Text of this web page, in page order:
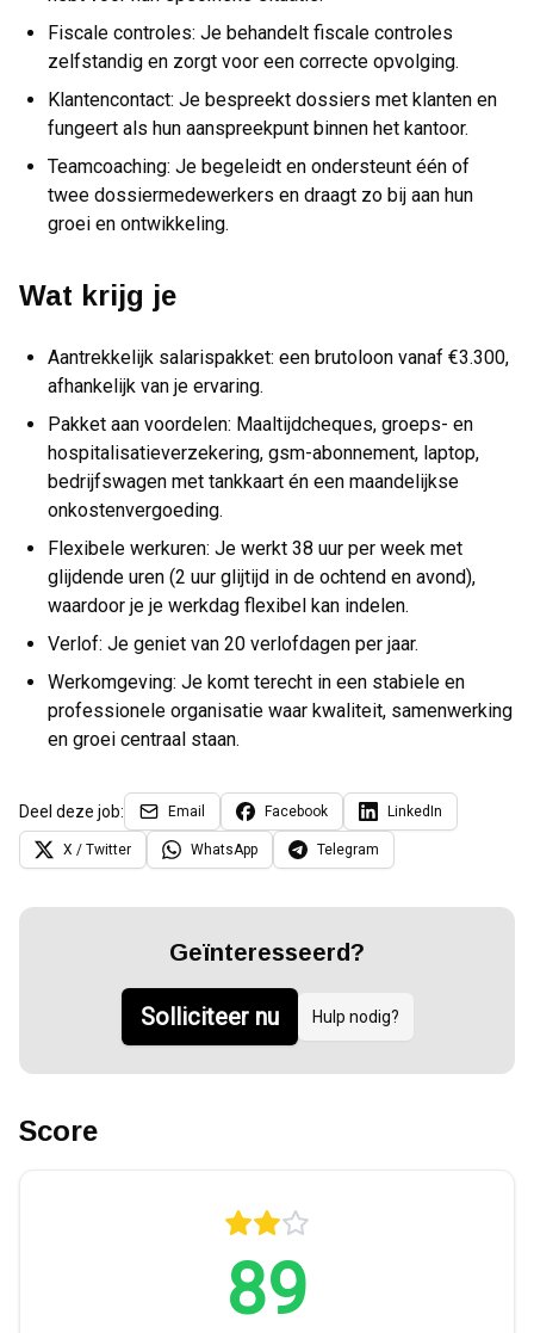
Fiscale controles: Je behandelt fiscale controles
zelfstandig en zorgt voor een correcte opvolging.
Klantencontact: Je bespreekt dossiers met klanten en
fungeert als hun aanspreekpunt binnen het kantoor.
Teamcoaching: Je begeleidt en ondersteunt één of
twee dossiermedewerkers en draagt zo bij aan hun
groei en ontwikkeling.
Wat krijg je
Aantrekkelijk salarispakket: een brutoloon vanaf €3.300,
afhankelijk van je ervaring.
Pakket aan voordelen: Maaltijdcheques, groeps- en
hospitalisatieverzekering, gsm-abonnement, laptop,
bedrijfswagen met tankkaart én een maandelijkse
onkostenvergoeding.
Flexibele werkuren: Je werkt 38 uur per week met
glijdende uren (2 uur glijtijd in de ochtend en avond),
waardoor je je werkdag flexibel kan indelen.
Verlof: Je geniet van 20 verlofdagen per jaar.
Werkomgeving: Je komt terecht in een stabiele en
professionele organisatie waar kwaliteit, samenwerking
en groei centraal staan.
Deel deze job: Email Facebook LinkedIn
X / Twitter WhatsApp Telegram
Geïnteresseerd?
Solliciteer nu Hulp nodig?
Score
89